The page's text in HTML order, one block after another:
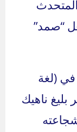
“صمد”
في (لغة
بليغ ناهيك